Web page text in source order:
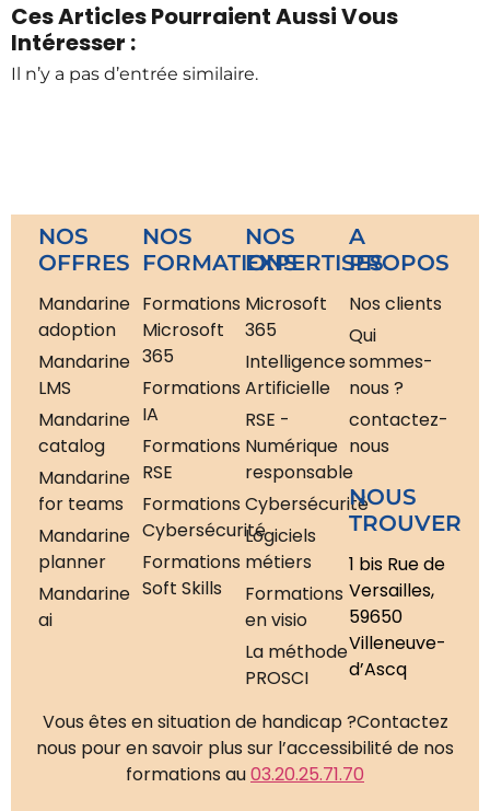
Ces Articles Pourraient Aussi Vous
Intéresser :
Il n’y a pas d’entrée similaire.
NOS
OFFRES
Mandarine
adoption
Mandarine
LMS
Mandarine
catalog
Mandarine
for teams
Mandarine
planner
Mandarine
ai
NOS
FORMATIONS
Formations
Microsoft
365
Formations
IA
Formations
RSE
Formations
Cybersécurité
Formations
Soft Skills
NOS
EXPERTISES
Microsoft
365
Intelligence
Artificielle
RSE -
Numérique
responsable
Cybersécurité
Logiciels
métiers
Formations
en visio
La méthode
PROSCI
A
PROPOS
Nos clients
Qui
sommes-
nous ?
contactez-
nous
NOUS
TROUVER
1 bis Rue de
Versailles,
59650
Villeneuve-
d’Ascq
Vous êtes en situation de handicap ?Contactez
nous pour en savoir plus sur l’accessibilité de nos
formations au03.20.25.71.70